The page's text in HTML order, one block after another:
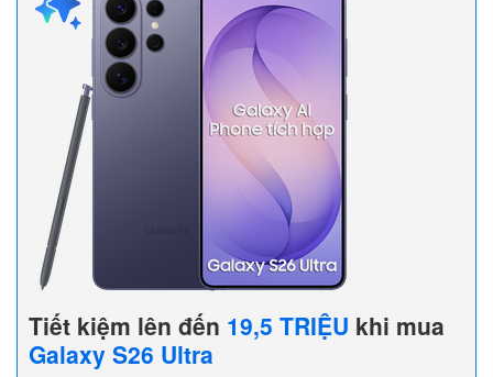
Tiết kiệm lên đến 19,5 TRIỆU khi mua
Galaxy S26 Ultra